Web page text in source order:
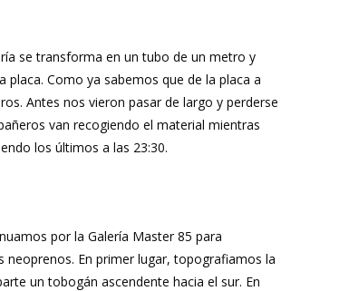
se transforma en un tubo de un metro y
Como ya sabemos que de la placa a
Antes nos vieron pasar de largo y perderse
van recogiendo el material mientras
los últimos a las 23:30.
por la Galería Master 85 para
En primer lugar, topografiamos la
un tobogán ascendente hacia el sur. En